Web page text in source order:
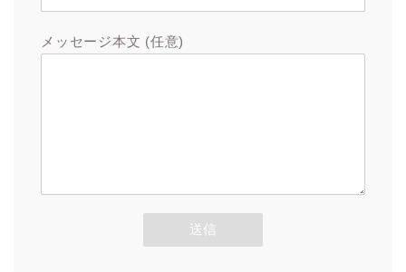
メッセージ本文 (任意)